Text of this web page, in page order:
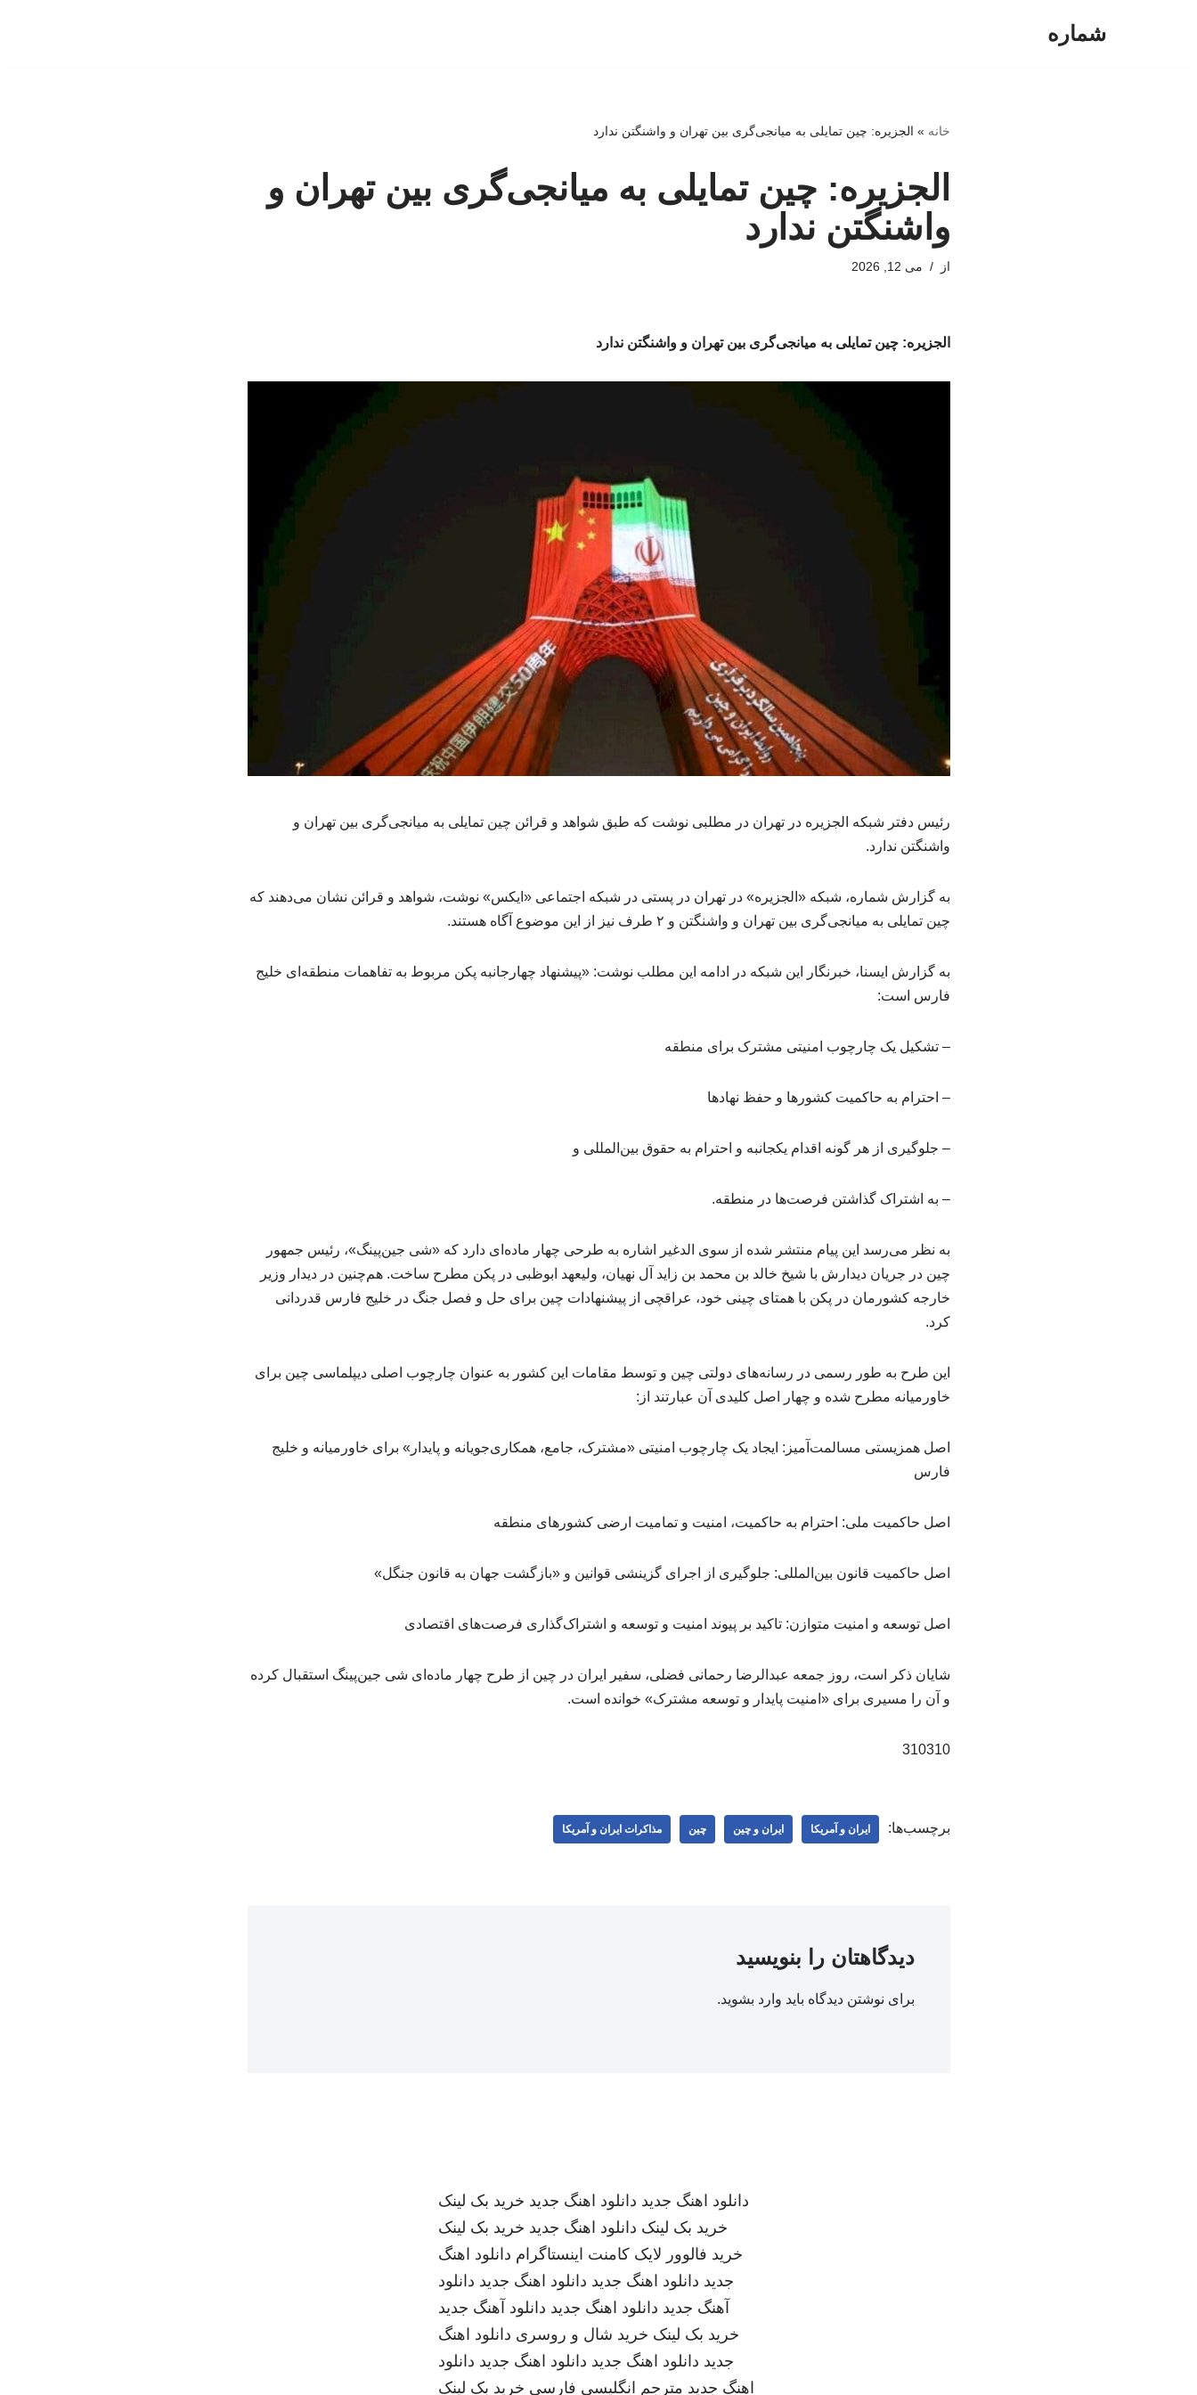
شماره
خانه » الجزیره: چین تمایلی به میانجی‌گری بین تهران و واشنگتن ندارد
الجزیره: چین تمایلی به میانجی‌گری بین تهران و
واشنگتن ندارد
از می 12, 2026
الجزیره: چین تمایلی به میانجی‌گری بین تهران و واشنگتن ندارد
رئیس دفتر شبکه الجزیره در تهران در مطلبی نوشت که طبق شواهد و قرائن چین تمایلی به میانجی‌گری بین تهران و
واشنگتن ندارد.
به گزارش شماره، شبکه «الجزیره» در تهران در پستی در شبکه اجتماعی «ایکس» نوشت، شواهد و قرائن نشان‌ می‌دهند که
چین تمایلی به میانجی‌گری بین تهران و واشنگتن و ۲ طرف نیز از این موضوع آگاه هستند.
به گزارش ایسنا، خبرنگار این شبکه در ادامه این مطلب نوشت: «پیشنهاد چهارجانبه پکن مربوط به تفاهمات منطقه‌ای خلیج‌
فارس است:
– تشکیل یک چارچوب امنیتی مشترک برای منطقه
– احترام به حاکمیت کشورها و حفظ نهادها
– جلوگیری از هر گونه اقدام یکجانبه و احترام به حقوق بین‌المللی و
– به اشتراک گذاشتن فرصت‌ها در منطقه.
به نظر می‌رسد این پیام منتشر شده از سوی الدغیر اشاره به طرحی چهار ماده‌ای دارد که «شی جین‌پینگ»، رئیس جمهور
چین در جریان دیدارش با شیخ خالد بن محمد بن زاید آل نهیان، ولیعهد ابوظبی در پکن مطرح ساخت. هم‌چنین در دیدار وزیر
خارجه کشورمان در پکن با همتای چینی خود، عراقچی از پیشنهادات چین برای حل و فصل جنگ در خلیج فارس قدردانی
کرد.
این طرح به طور رسمی در رسانه‌های دولتی چین و توسط مقامات این کشور به عنوان چارچوب اصلی دیپلماسی چین برای
خاورمیانه مطرح شده و چهار اصل کلیدی آن عبارتند از:
اصل همزیستی مسالمت‌آمیز: ایجاد یک چارچوب امنیتی «مشترک، جامع، همکاری‌جویانه و پایدار» برای خاورمیانه و خلیج
فارس
اصل حاکمیت ملی: احترام به حاکمیت، امنیت و تمامیت ارضی کشورهای منطقه
اصل حاکمیت قانون بین‌المللی: جلوگیری از اجرای گزینشی قوانین و «بازگشت جهان به قانون جنگل»
اصل توسعه و امنیت متوازن: تاکید بر پیوند امنیت و توسعه و اشتراک‌گذاری فرصت‌های اقتصادی
شایان ذکر است، روز جمعه عبدالرضا رحمانی فضلی، سفیر ایران در چین از طرح چهار ماده‌ای شی جین‌پینگ استقبال کرده
و آن را مسیری برای «امنیت پایدار و توسعه مشترک» خوانده است.
310310
برچسب‌ها: ایران و آمریکا ایران و چین چین مذاکرات ایران و آمریکا
دیدگاهتان را بنویسید
برای نوشتن دیدگاه باید وارد بشوید.
دانلود اهنگ جدید دانلود اهنگ جدید خرید بک لینک
خرید بک لینک دانلود اهنگ جدید خرید بک لینک
خرید فالوور لایک کامنت اینستاگرام دانلود اهنگ
جدید دانلود اهنگ جدید دانلود اهنگ جدید دانلود
آهنگ جدید دانلود اهنگ جدید دانلود آهنگ جدید
خرید بک لینک خرید شال و روسری دانلود اهنگ
جدید دانلود اهنگ جدید دانلود اهنگ جدید دانلود
اهنگ جدید مترجم انگلیسی فارسی خرید بک لینک